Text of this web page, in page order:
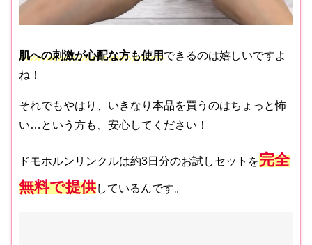
肌への刺激が心配な方も使用できるのは嬉しいですよ
ね！
それでもやはり、いきなり本品を買うのはちょっと怖
い…という方も、安心してください！
ドモホルンリンクルは約3日分のお試しセットを完全
無料で提供しているんです。